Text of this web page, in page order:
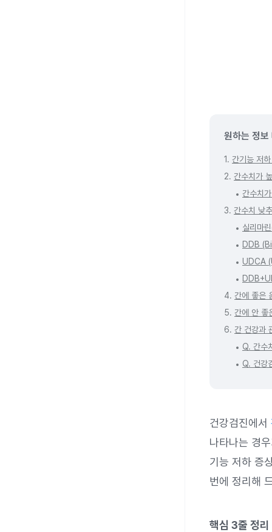
원하는 정보
1. 간기능 저
2. 간수치가
간수치
3. 간수치 낮
실리마
DDB
UDCA
4. 간에 좋은
5. 간에 안 좋
6. 간 건강과
Q. 간수
Q. 건강
건강검진에서
나타나는 경
기능 저하 증
번에 정리해
핵심 3줄 정리